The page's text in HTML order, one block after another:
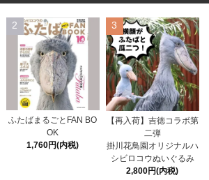
2
ふたばまるごとFAN BO
OK
1,760円(内税)
3
【再入荷】吉徳コラボ第
二弾
掛川花鳥園オリジナルハ
シビロコウぬいぐるみ
2,800円(内税)